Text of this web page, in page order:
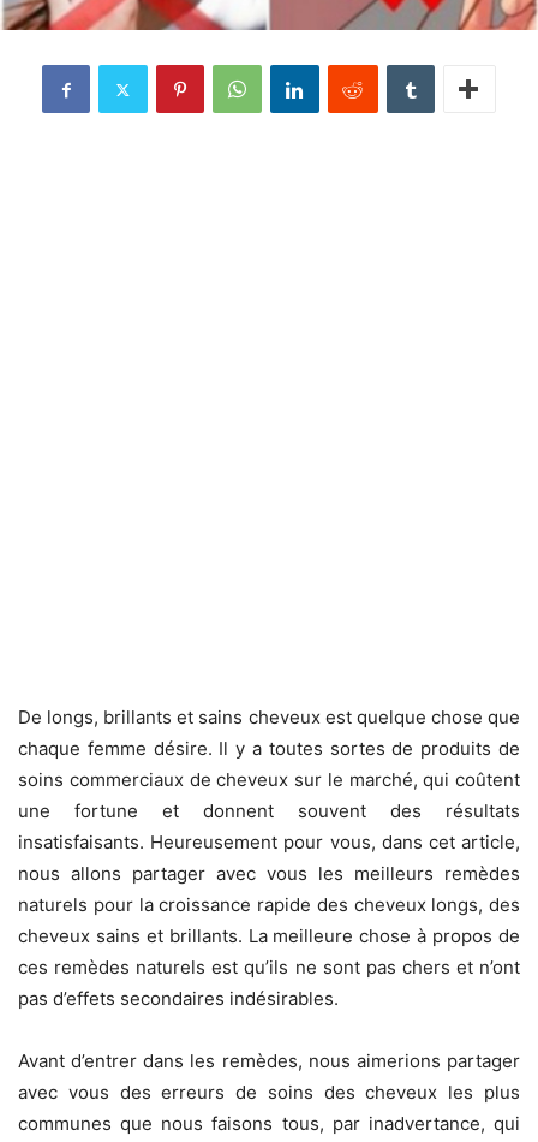
De longs, brillants et sains cheveux est quelque chose que
chaque femme désire. Il y a toutes sortes de produits de
soins commerciaux de cheveux sur le marché, qui coûtent
une fortune et donnent souvent des résultats
insatisfaisants. Heureusement pour vous, dans cet article,
nous allons partager avec vous les meilleurs remèdes
naturels pour la croissance rapide des cheveux longs, des
cheveux sains et brillants. La meilleure chose à propos de
ces remèdes naturels est qu’ils ne sont pas chers et n’ont
pas d’effets secondaires indésirables.
Avant d’entrer dans les remèdes, nous aimerions partager
avec vous des erreurs de soins des cheveux les plus
communes que nous faisons tous, par inadvertance, qui